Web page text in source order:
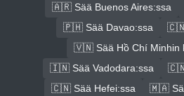
🇦🇷 Sää Buenos Aires:ssa
🇵🇭 Sää Davao:ssa
🇨🇳
🇻🇳 Sää Hồ Chí Minhin
🇮🇳 Sää Vadodara:ssa
🇨🇳
🇨🇳 Sää Hefei:ssa
🇲🇦